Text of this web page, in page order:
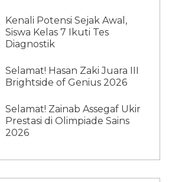
Kenali Potensi Sejak Awal,
Siswa Kelas 7 Ikuti Tes
Diagnostik
Selamat! Hasan Zaki Juara III
Brightside of Genius 2026
Selamat! Zainab Assegaf Ukir
Prestasi di Olimpiade Sains
2026